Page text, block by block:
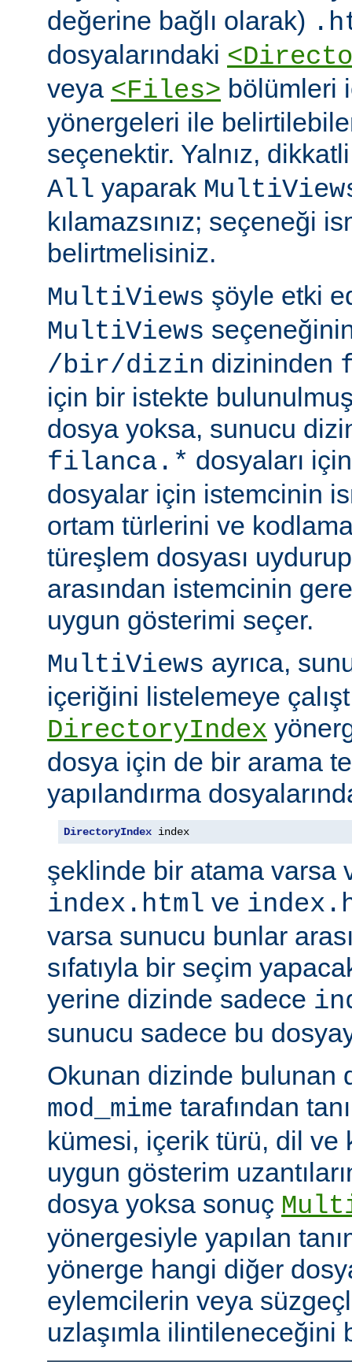
değerine bağlı olarak)
dosyalarındaki
veya <Files> bölümleri
yönergeleri ile
seçenektir. Yalnız,
All yaparak
kılamazsınız; seçeneği
belirtmelisiniz.
MultiViews şöyle etki
MultiViews
/bir/dizin dizininden
için bir istekte
dosya yoksa, sunucu
filanca.* dosyaları
dosyalar için istemcinin
ortam türlerini ve
türeşlem dosyası
arasından istemcinin
uygun gösterimi seçer.
MultiViews ayrıca,
içeriğini listelemeye
DirectoryIndex
dosya için de bir arama
yapılandırma
DirectoryIndex index
şeklinde bir atama varsa
index.html ve
varsa sunucu bunlar
sıfatıyla bir seçim
yerine dizinde sadece
sunucu sadece bu
Okunan dizinde bulunan
mod_mime tarafından
kümesi, içerik türü, dil ve
uygun gösterim
dosya yoksa sonuç
yönergesiyle yapılan
yönerge hangi diğer
eylemcilerin veya
uzlaşımla ilintileneceğini